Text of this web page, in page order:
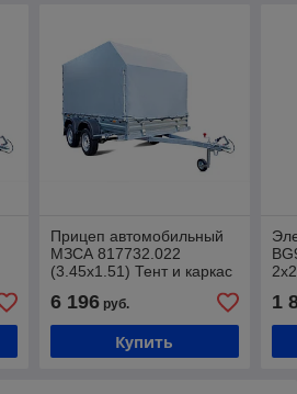
Прицеп автомобильный
МЗСА 817732.022
(3.45х1.51) Тент и каркас
6 196руб.
Купить
1